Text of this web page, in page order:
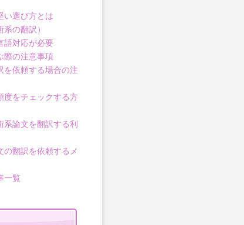
い選び方とは
の翻訳）
語対応が必要
際の注意事項
を依頼する場合の注
度をチェックする方
系論文を翻訳する利
の翻訳を依頼するメ
一覧